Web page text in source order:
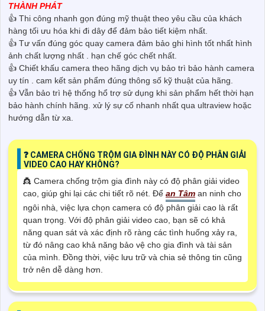
THÀNH PHÁT
👍 Thi công nhanh gọn đúng mỹ thuật theo yêu cầu của khách
hàng tối ưu hóa khi đi dây để đảm bảo tiết kiệm nhất.
👍 Tư vấn đúng góc quay camera đảm bảo ghi hình tốt nhất hình
ảnh chất lượng nhất . hạn chế góc chết nhất.
👍 Chiết khấu camera theo hãng dịch vụ bảo trì bảo hành camera
uy tín . cam kết sản phẩm đúng thông số kỹ thuật của hãng.
👍 Vẫn bảo trì hệ thống hổ trợ sử dụng khi sản phẩm hết thời hạn
bảo hành chính hãng. xử lý sự cố nhanh nhất qua ultraview hoặc
hướng dẫn từ xa.
❓ CAMERA CHỐNG TRỘM GIA ĐÌNH NÀY CÓ ĐỘ PHÂN GIẢI
VIDEO CAO HAY KHÔNG?
👸 Camera chống trộm gia đình này có độ phân giải video
cao, giúp ghi lại các chi tiết rõ nét. Để an Tâm an ninh cho
ngôi nhà, việc lựa chọn camera có độ phân giải cao là rất
quan trọng. Với độ phân giải video cao, bạn sẽ có khả
năng quan sát và xác định rõ ràng các tình huống xảy ra,
từ đó nâng cao khả năng bảo vệ cho gia đình và tài sản
của mình. Đồng thời, việc lưu trữ và chia sẻ thông tin cũng
trở nên dễ dàng hơn.